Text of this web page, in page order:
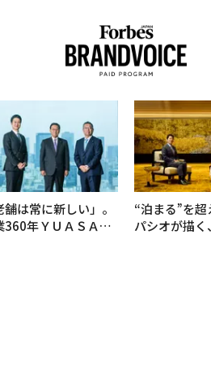
舗は常に新しい」。
360年ＹＵＡＳＡと
“泊まる”を
パシオが描く